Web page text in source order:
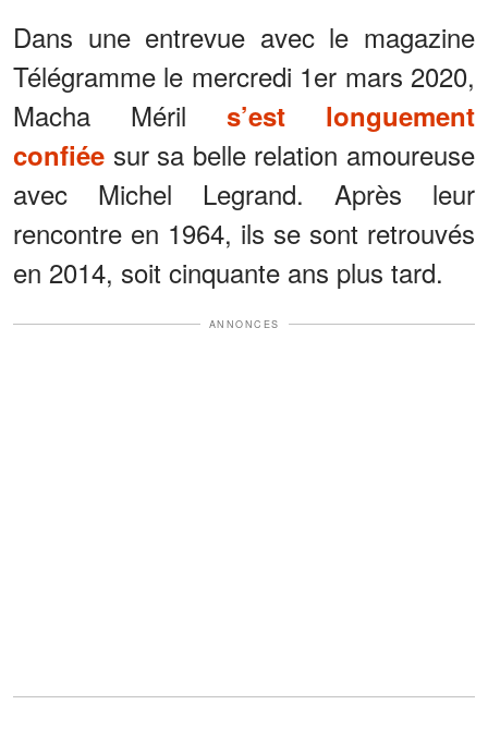
Dans une entrevue avec le magazine
Télégramme le mercredi 1er mars 2020,
Macha Méril s’est longuement
confiée sur sa belle relation amoureuse
avec Michel Legrand. Après leur
rencontre en 1964, ils se sont retrouvés
en 2014, soit cinquante ans plus tard.
ANNONCES